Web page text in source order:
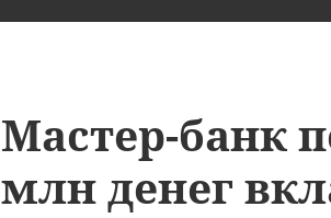
Мастер-банк
млн денег